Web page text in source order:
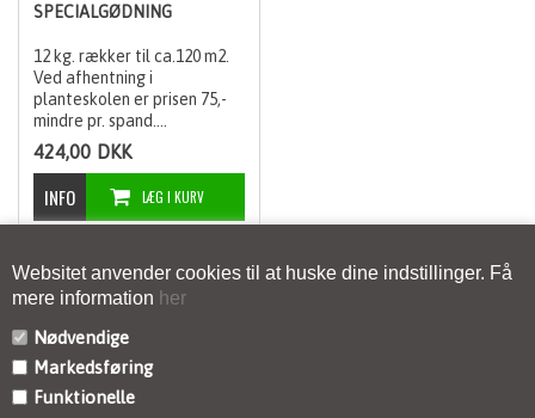
Websitet anvender cookies til at huske dine indstillinger. Få
mere information her
Nødvendige
Markedsføring
Funktionelle
SPECIALGØDNING
12 kg. rækker til ca.120 m2.
Ved afhentning i
planteskolen er prisen 75,-
mindre pr. spand.
Gødningen sænker jordens
surhedsgrad og giver sunde
og hårdføre planter.
424,00 DKK
KONTAKT